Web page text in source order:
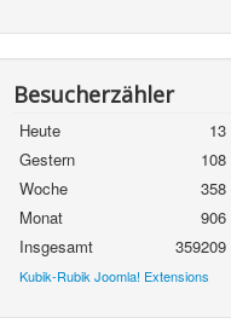
Besucherzähler
Heute
13
Gestern
108
Woche
358
Monat
906
Insgesamt
359209
Kubik-Rubik Joomla! Extensions